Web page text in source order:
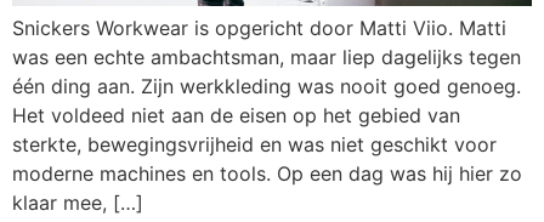
Snickers Workwear is opgericht door Matti Viio. Matti
was een echte ambachtsman, maar liep dagelijks tegen
één ding aan. Zijn werkkleding was nooit goed genoeg.
Het voldeed niet aan de eisen op het gebied van
sterkte, bewegingsvrijheid en was niet geschikt voor
moderne machines en tools. Op een dag was hij hier zo
klaar mee, […]